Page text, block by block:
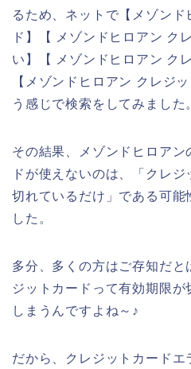
るため、ネットで【メゾン
ド】【 メゾンドヒロアン
い】【 メゾンドヒロアン ク
【メゾンドヒロアン クレジ
う感じで検索をしてみました
その結果、メゾンドヒロアン
ドが使えないのは、「クレ
切れているだけ」である可能
した。
多分、多くの方はご存知だと
ジットカードって有効期限が
しまうんですよね～♪
だから、クレジットカードエ